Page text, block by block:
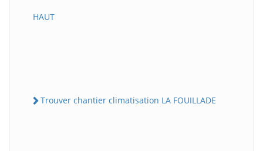
HAUT
Trouver chantier climatisation LA FOUILLADE